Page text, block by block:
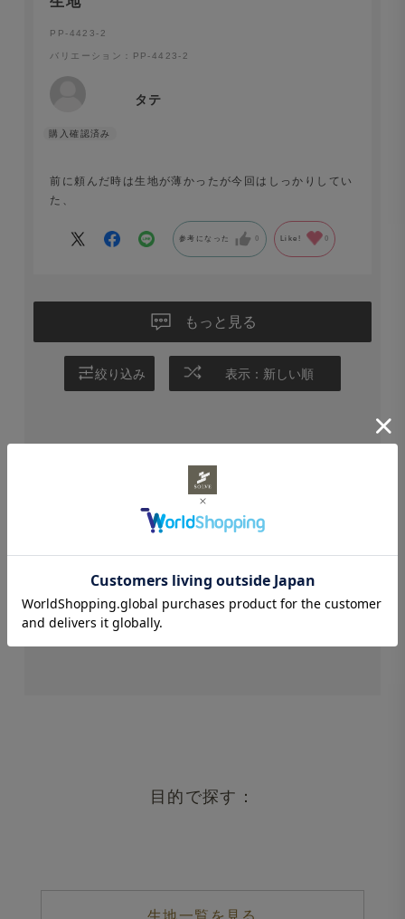
PP-4423-2
バリエーション：PP-4423-2
タテ
前に頼んだ時は生地が薄かったが今回はしっかりしてい
た、
参考になった 0 Like! 0
もっと見る
絞り込み 表示：新しい順
STAFF REVIEWS
スタッフレビュー
レビューはありません。
目的で探す：
生地一覧を見る